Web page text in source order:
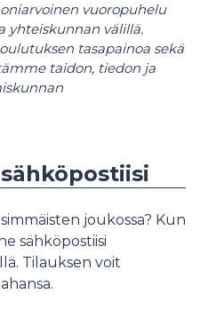
vuoropuhelu
yhteiskunnan välillä.
tasapainoa sekä
taidon, tiedon ja
joukossa? Kun
sähköpostiisi
Tilauksen voit